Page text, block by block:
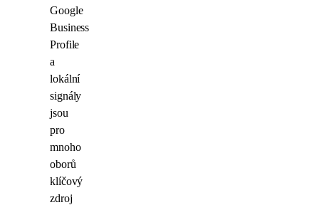
Google
Business
Profile
a
lokální
signály
jsou
pro
mnoho
oborů
klíčový
zdroj